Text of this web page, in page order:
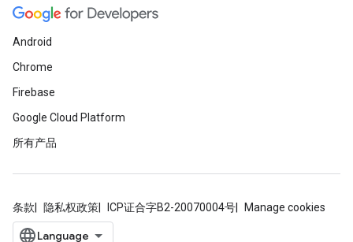
Android
Chrome
Firebase
Google Cloud Platform
所有产品
条款 隐私权政策 ICP证合字B2-20070004号 Manage cookies